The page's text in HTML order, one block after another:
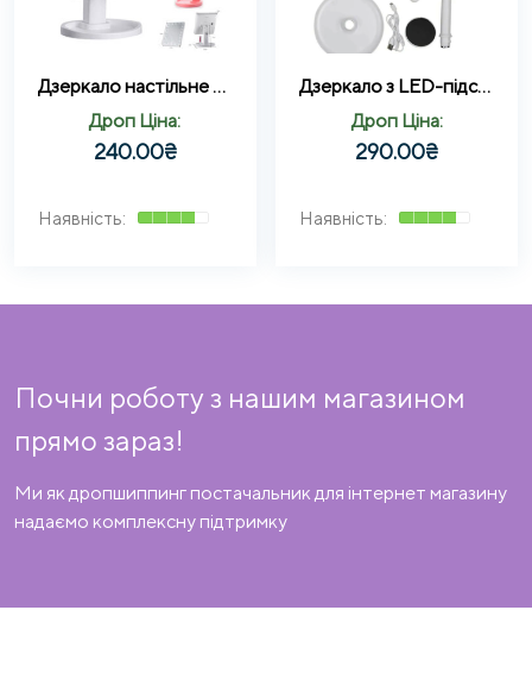
Дзеркало настільне з підсвічуванням LED Large Led Mirror
Дроп Ціна:
240.00₴
Дзеркало з LED-підсвіткою для макіяжу, Led Lighted
Дроп Ціна:
290.00₴
Почни роботу з нашим магазином
прямо зараз!
Ми як дропшиппинг постачальник для інтернет магазину
надаємо комплексну підтримку